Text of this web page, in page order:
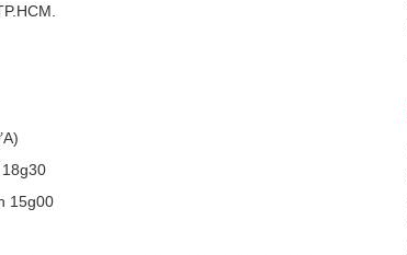
15g00